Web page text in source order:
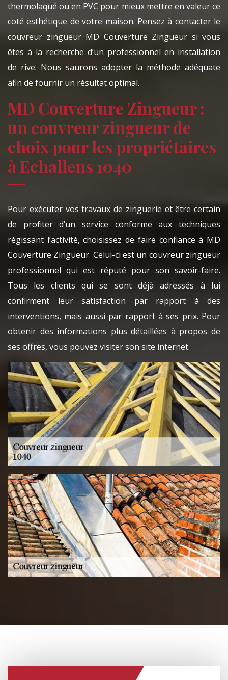
thermolaqué ou en PVC pour mieux mettre en valeur ce
coté esthétique de votre maison. Pensez à contacter le
couvreur zingueur MD Couverture Zingueur si vous
êtes à la recherche d’un professionnel en installation
de rive. Nous saurons adopter la méthode adéquate
afin de fournir un résultat optimal.
MD Couverture Zingueur :
un couvreur zingueur de
choix pour les propriétaires
à Echallens 1040
Pour exécuter vos travaux de zinguerie et être certain
de profiter d’un service conforme aux techniques
régissant l’activité, choisissez de faire confiance à MD
Couverture Zingueur. Celui-ci est un couvreur zingueur
professionnel qui est réputé pour son savoir-faire.
Tous les clients qui se sont déjà adressés à lui
confirment leur satisfaction par rapport à des
interventions, mais aussi par rapport à ses prix. Pour
obtenir des informations plus détaillées à propos de
ses offres, vous pouvez visiter son site internet.